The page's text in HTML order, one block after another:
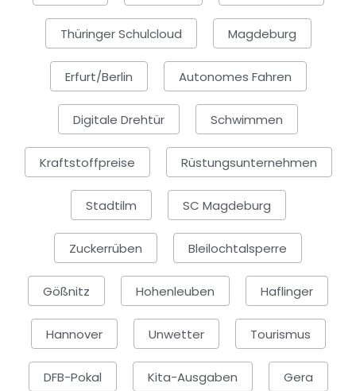
Thüringer Schulcloud Magdeburg
Erfurt/Berlin Autonomes Fahren
Digitale Drehtür Schwimmen
Kraftstoffpreise Rüstungsunternehmen
Stadtilm SC Magdeburg
Zuckerrüben Bleilochtalsperre
Gößnitz Hohenleuben Haflinger
Hannover Unwetter Tourismus
DFB-Pokal Kita-Ausgaben Gera